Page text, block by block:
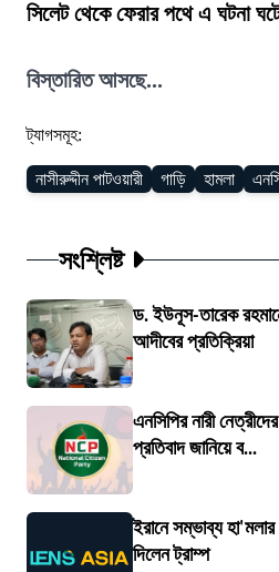
সিলেট থেকে ফেরার পথে এ ঘটনা
বিস্তারিত আসছে...
ট্যাগসমূহ:
নাসীরুদ্দীন পাটওয়ারী গাড়ি হামলা
সংশ্লিষ্ট
ড. ইউনূস-তারেক
আদীবের প্রতিক্রিয়া
এনসিপির নারী
প্রতিবাদ জানিয়ে ব...
ইরানে সম্ভাব্য
দিলেন ট্রাম্প